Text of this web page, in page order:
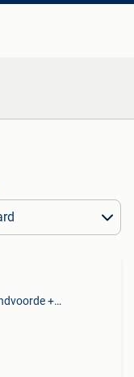
Oostende Zandvoorde +Oostende